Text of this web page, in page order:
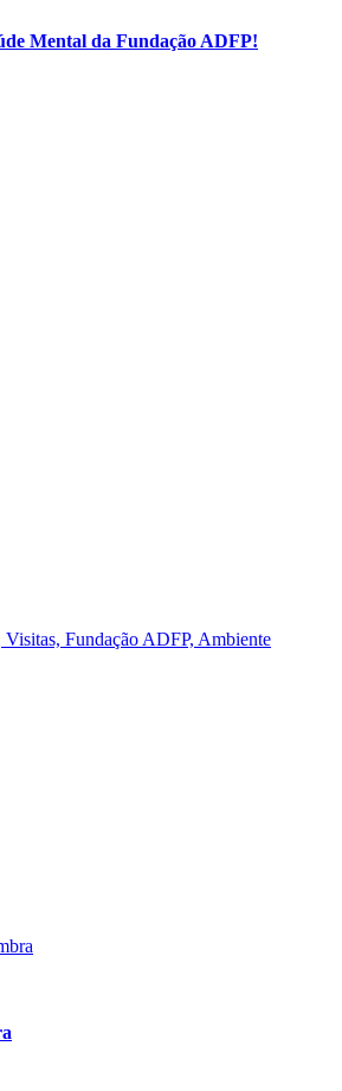
Mental da Fundação ADFP!
Fundação ADFP, Ambiente